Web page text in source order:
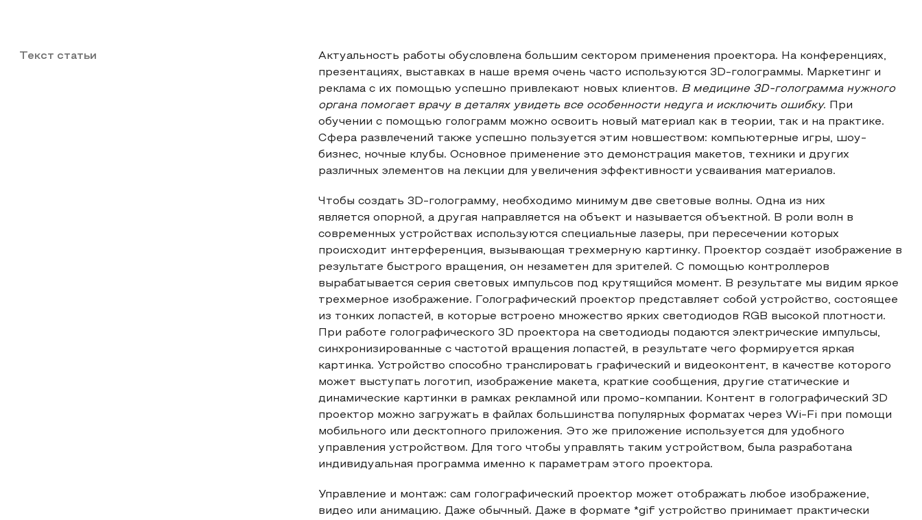
Текст статьи
Актуальность работы обусловлена большим сектором применения проектора. На конференциях,
презентациях, выставках в наше время очень часто используются 3D-голограммы. Маркетинг и
реклама с их помощью успешно привлекают новых клиентов. В медицине 3D-голограмма нужного
органа помогает врачу в деталях увидеть все особенности недуга и исключить ошибку.
При
обучении с помощью голограмм можно освоить новый материал как в теории, так и на практике.
Сфера развлечений также успешно пользуется этим новшеством: компьютерные игры, шоу-
бизнес, ночные клубы. Основное применение это демонстрация макетов, техники и других
различных элементов на лекции для увеличения эффективности усваивания материалов.
Чтобы создать 3D-голограмму, необходимо минимум две световые волны. Одна из них
является опорной, а другая направляется на объект и называется объектной. В роли волн в
современных устройствах используются специальные лазеры, при пересечении которых
происходит интерференция, вызывающая трехмерную картинку. Проектор создаёт изображение в
результате быстрого вращения, он незаметен для зрителей. С помощью контроллеров
вырабатывается серия световых импульсов под крутящийся момент. В результате мы видим яркое
трехмерное изображение. Голографический проектор представляет собой устройство, состоящее
из тонких лопастей, в которые встроено множество ярких светодиодов RGB высокой плотности.
При работе голографического 3D проектора на светодиоды подаются электрические импульсы,
синхронизированные с частотой вращения лопастей, в результате чего формируется яркая
картинка. Устройство способно транслировать графический и видеоконтент, в качестве которого
может выступать логотип, изображение макета, краткие сообщения, другие статические и
динамические картинки в рамках рекламной или промо-компании. Контент в голографический 3D
проектор можно загружать в файлах большинства популярных форматах через Wi-Fi при помощи
мобильного или десктопного приложения. Это же приложение используется для удобного
управления устройством. Для того чтобы управлять таким устройством, была разработана
индивидуальная программа именно к параметрам этого проектора.
Управление и монтаж: сам голографический проектор может отображать любое изображение,
видео или анимацию. Даже обычный. Даже в формате *gif устройство принимает практически